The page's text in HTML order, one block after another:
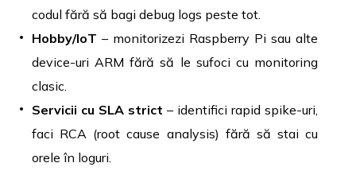
codul fără să bagi debug logs peste tot.
Hobby/IoT – monitorizezi Raspberry Pi sau alte
device-uri ARM fără să le sufoci cu monitoring
clasic.
Servicii cu SLA strict – identifici rapid spike-uri,
faci RCA (root cause analysis) fără să stai cu
orele în loguri.